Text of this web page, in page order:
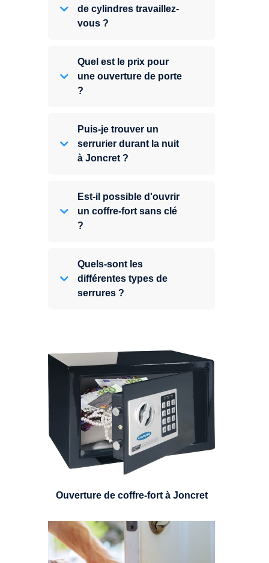
de cylindres travaillez-
vous ?
Quel est le prix pour
une ouverture de porte
?
Puis-je trouver un
serrurier durant la nuit
à Joncret ?
Est-il possible d'ouvrir
un coffre-fort sans clé
?
Quels-sont les
différentes types de
serrures ?
Expert en ouverture de coffre-fort,
nous pouvons intervenir sur
n'importe quel type de coffre.
Ouverture de coffre-fort à Joncret
Un serrurier sera en mesure de
choisir et remplacer un cylindre